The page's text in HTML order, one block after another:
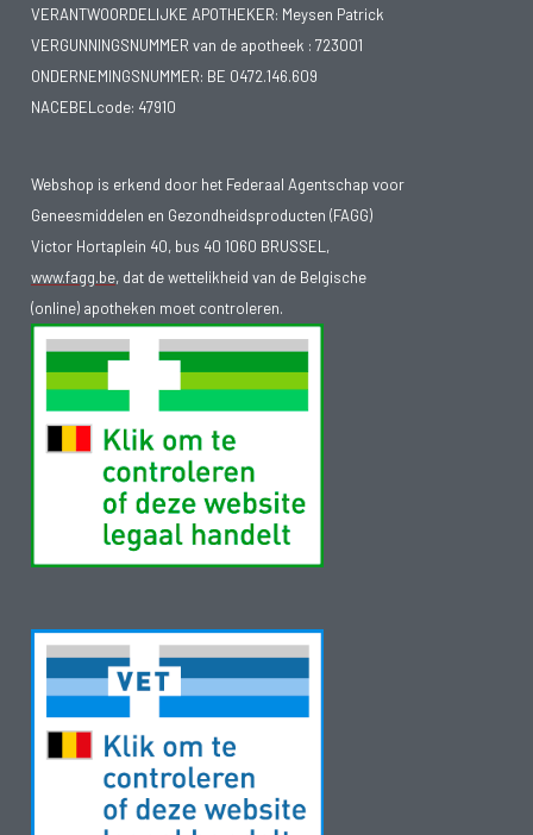
VERANTWOORDELIJKE APOTHEKER: Meysen Patrick
VERGUNNINGSNUMMER van de apotheek : 723001
ONDERNEMINGSNUMMER: BE 0472.146.609
NACEBELcode: 47910
Webshop is erkend door het Federaal Agentschap voor
Geneesmiddelen en Gezondheidsproducten (FAGG)
Victor Hortaplein 40, bus 40 1060 BRUSSEL,
www.fagg.be, dat de wettelikheid van de Belgische
(online) apotheken moet controleren.